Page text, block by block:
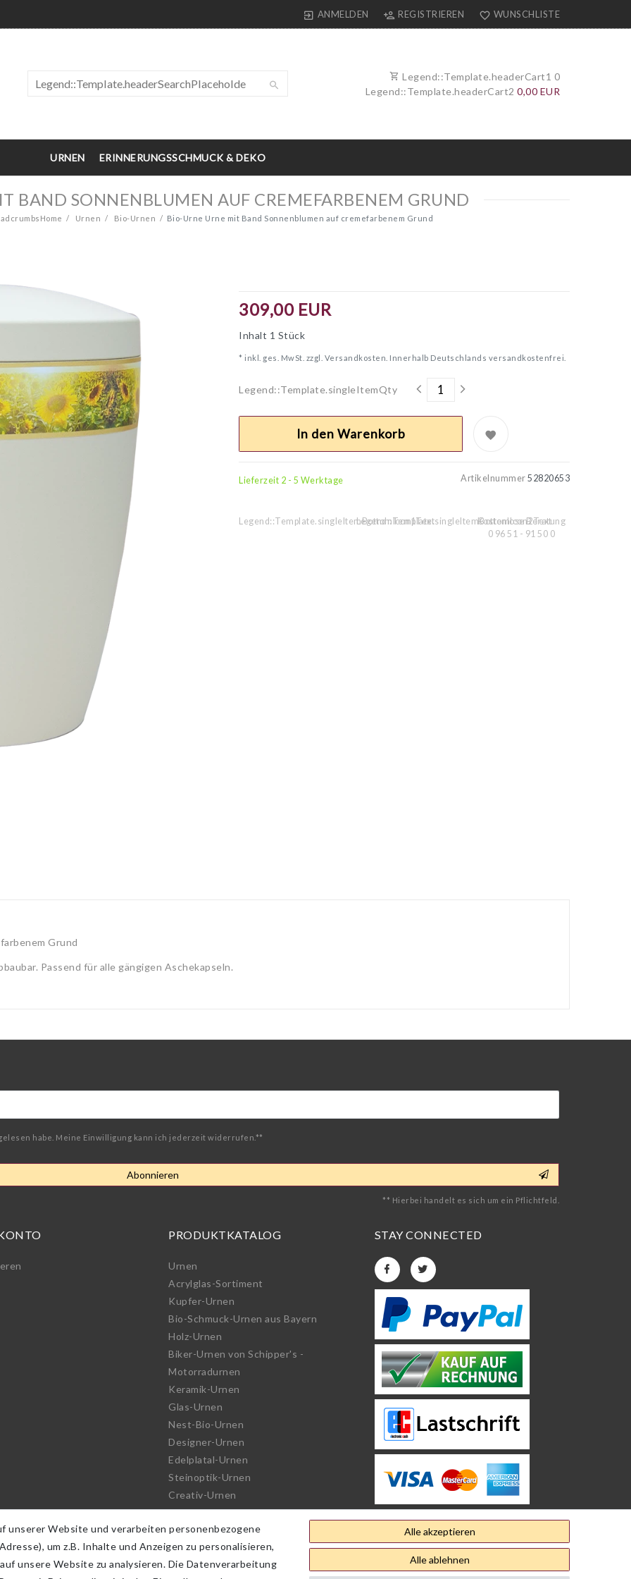
ANMELDEN REGISTRIEREN WUNSCHLISTE
Legend::Template.headerCart1 0
Legend::Template.headerCart2 0,00 EUR
URNEN ERINNERUNGSSCHMUCK & DEKO
BAND SONNENBLUMEN AUF CREMEFARBENEM GRUND
Urnen Bio-Urnen Bio-Urne Urne mit Band Sonnenblumen auf cremefarbenem Grund
309,00 EUR
Inhalt 1 Stück
* inkl. ges. MwSt. zzgl. Versandkosten. Innerhalb Deutschlands versandkostenfrei.
Legend::Template.singleItemQty
In den Warenkorb
Lieferzeit 2 - 5 Werktage Artikelnummer 52820653
Legend::Template.singleItemBottomIcon1TextLegend::Template.singleItemBottomIcon2Text
Kostenlose Beratung
0 96 51 - 91 50 0
Grund
Passend für alle gängigen Aschekapseln.
habe. Meine Einwilligung kann ich jederzeit widerrufen.**
Abonnieren
** Hierbei handelt es sich um ein Pflichtfeld.
PRODUKTKATALOG
Urnen
Acrylglas-Sortiment
Kupfer-Urnen
Bio-Schmuck-Urnen aus Bayern
Holz-Urnen
Biker-Urnen von Schipper's -
Motorradurnen
Keramik-Urnen
Glas-Urnen
Nest-Bio-Urnen
Designer-Urnen
Edelplatal-Urnen
Steinoptik-Urnen
Creativ-Urnen
See-Urnen
Bio-Urnen
Haute Couture Urnen
STAY CONNECTED
unserer Website und verarbeiten personenbezogene
um z.B. Inhalte und Anzeigen zu personalisieren,
unsere Website zu analysieren. Die Datenverarbeitung
Alle akzeptieren
Alle ablehnen